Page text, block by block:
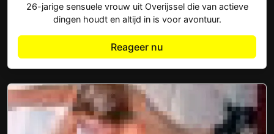
26-jarige sensuele vrouw uit Overijssel die van actieve
dingen houdt en altijd in is voor avontuur.
Reageer nu